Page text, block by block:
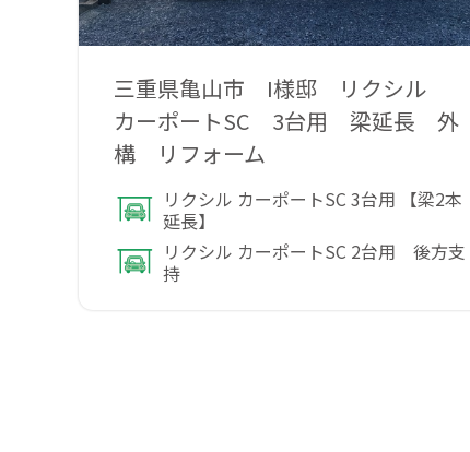
三重県亀山市 I様邸 リクシル
カーポートSC 3台用 梁延長 外
構 リフォーム
リクシル カーポートSC 3台用 【梁2本
延長】
リクシル カーポートSC 2台用 後方支
持